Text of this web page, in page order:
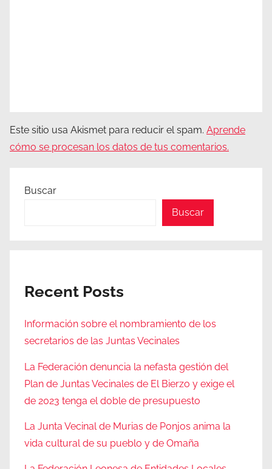
Este sitio usa Akismet para reducir el spam. Aprende
cómo se procesan los datos de tus comentarios.
Buscar
Buscar
Recent Posts
Información sobre el nombramiento de los
secretarios de las Juntas Vecinales
La Federación denuncia la nefasta gestión del
Plan de Juntas Vecinales de El Bierzo y exige el
de 2023 tenga el doble de presupuesto
La Junta Vecinal de Murias de Ponjos anima la
vida cultural de su pueblo y de Omaña